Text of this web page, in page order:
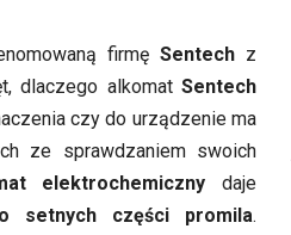
firmę Sentechz
dlaczego alkomat Sentech
czy do urządzenie ma
ze sprawdzaniem swoich
elektrochemiczny daje
setnych części promila.